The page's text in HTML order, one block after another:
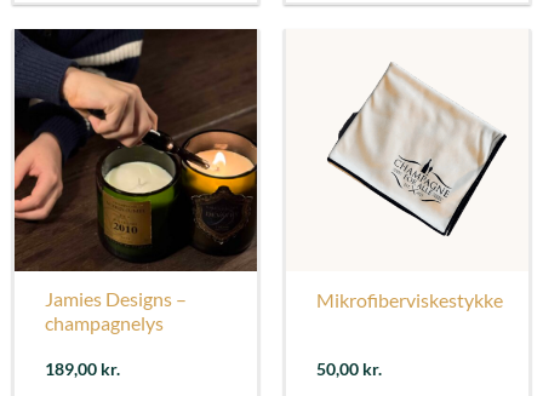
Jamies Designs –
champagnelys
189,00 kr.
Mikrofiberviskestykke
50,00 kr.